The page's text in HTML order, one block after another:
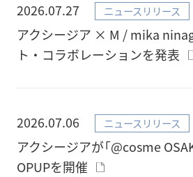
2026.07.27 ニュースリリース
アクシージア × M / mika
ト・コラボレーションを発表
2026.07.06 ニュースリリース
アクシージアが「@cosme
OPUPを開催